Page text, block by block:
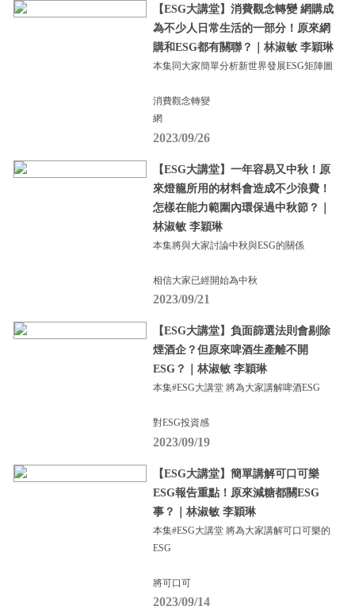
【ESG大講堂】消費觀念轉變 網購成
為不少人日常生活的一部分！原來網
購和ESG都有關聯？｜林淑敏 李穎琳
本集同大家簡單分析新世界發展ESG矩陣圖
消費觀念轉變
網
2023/09/26
【ESG大講堂】一年容易又中秋！原
來燈籠所用的材料會造成不少浪費！
怎樣在能力範圍內環保過中秋節？｜
林淑敏 李穎琳
本集將與大家討論中秋與ESG的關係
相信大家已經開始為中秋
2023/09/21
【ESG大講堂】負面篩選法則會剔除
煙酒企？但原來啤酒生產離不開
ESG？｜林淑敏 李穎琳
本集#ESG大講堂 將為大家講解啤酒ESG
對ESG投資感
2023/09/19
【ESG大講堂】簡單講解可口可樂
ESG報告重點！原來減糖都關ESG
事？｜林淑敏 李穎琳
本集#ESG大講堂 將為大家講解可口可樂的
ESG
將可口可
2023/09/14